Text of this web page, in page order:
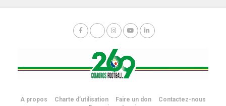
A propos Charte d’utilisation Faire un don
Contactez-nous